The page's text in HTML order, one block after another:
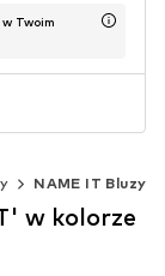
Twoim
NAME IT Bluzy
w kolorze